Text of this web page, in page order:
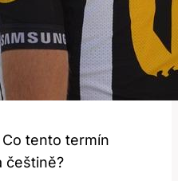
tento termín
češtině?